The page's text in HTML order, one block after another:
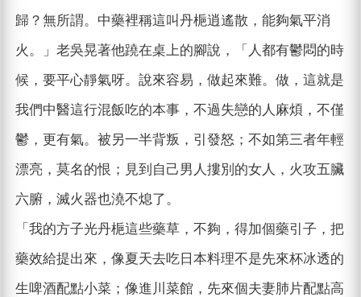
歸？無所謂。中藥裡稱這叫丹梔逍遙散，能夠氣平消
火。」老吳晃著他蹺在桌上的腳說，「人都有鬱悶的時
候，要平心靜氣呀。說來容易，做起來難。做，這就是
我們中醫這行混飯吃的本事，不過失戀的人麻煩，不僅
鬱，更有氣。被另一半背叛，引發怒；不如第三者年輕
漂亮，莫名的恨；見到自己男人摟別的女人，火攻五臟
六腑，滅火器也澆不熄了。
「我的方子光丹梔這些藥草，不夠，得加個藥引子，把
藥效給提出來，像夏天去吃日本料理不是先來杯冰透的
生啤酒配點小菜；像進川菜館，先來個夫妻肺片配點高